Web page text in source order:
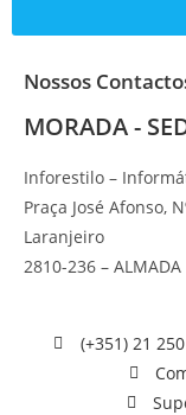
Nossos
MORADA -
Inforestilo –
Praça José Afonso,
Laranjeiro
2810-236 – ALMADA
(+351) 21